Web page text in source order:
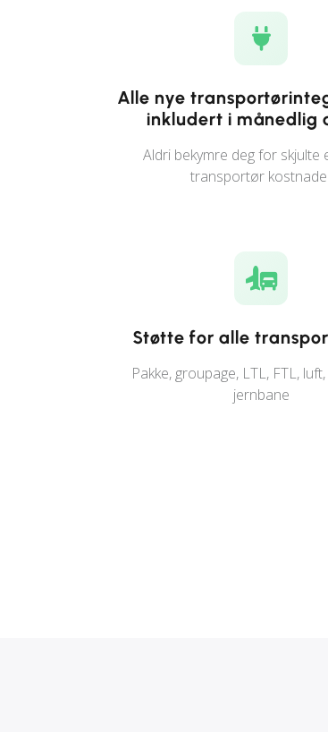
Alle nye
inkludert i månedlig
Aldri bekymre deg for skjulte
transportør
Støtte for alle
Pakke, groupage, LTL, FTL,
jernbane